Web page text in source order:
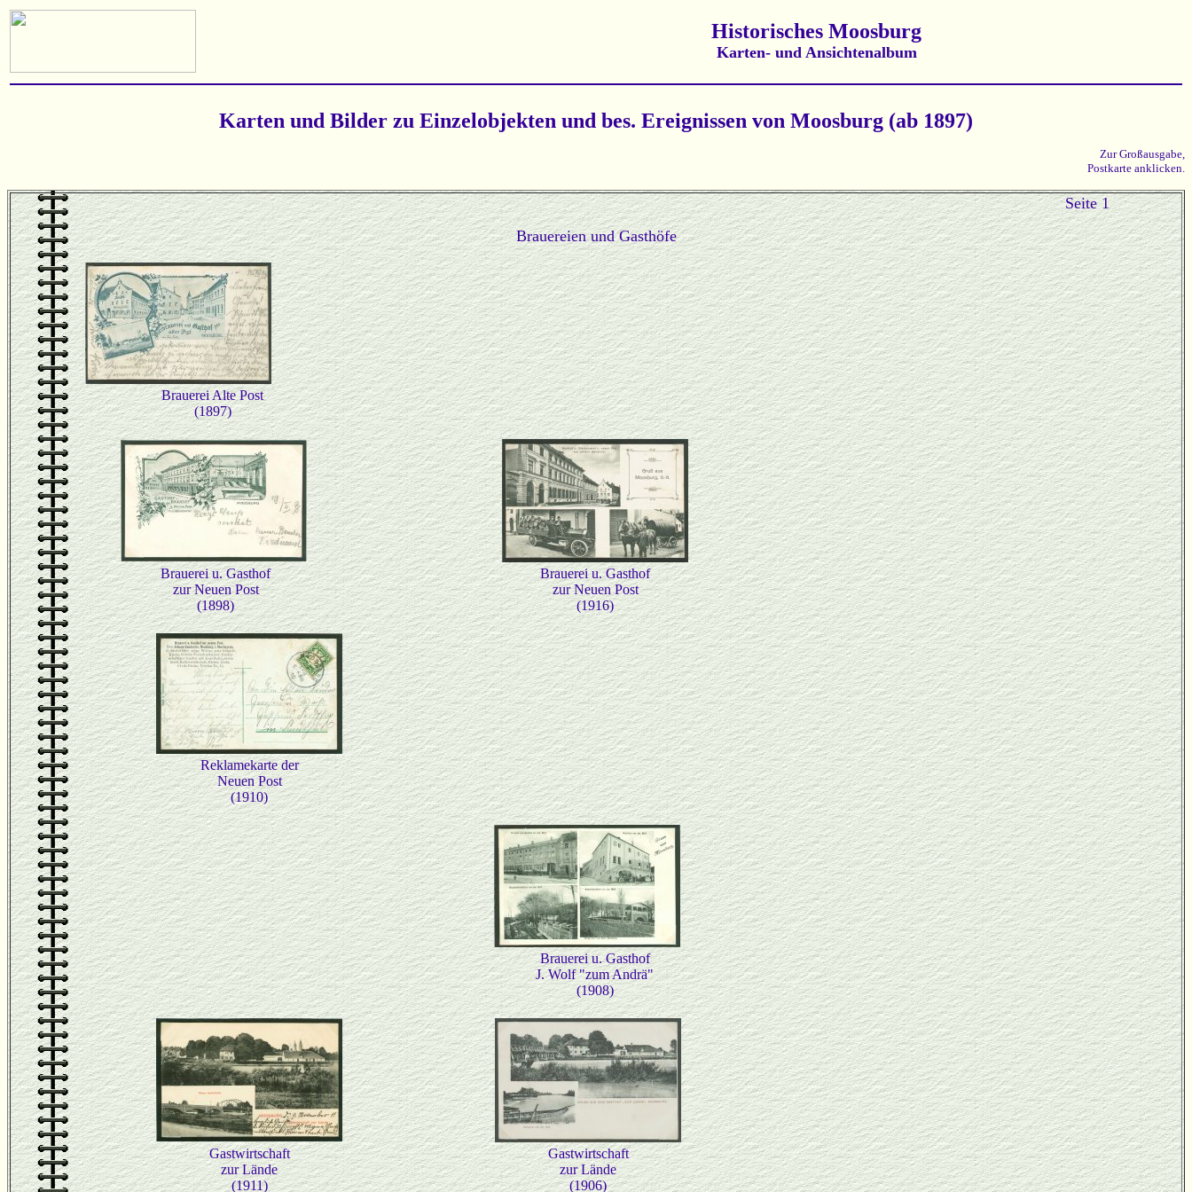
Historisches Moosburg
Karten- und Ansichtenalbum
Karten und Bilder zu Einzelobjekten und bes. Ereignissen von Moosburg (ab 1897)
Zur Großausgabe,
Postkarte anklicken.
Seite 1
Brauereien und Gasthöfe
Brauerei Alte Post
(1897)
Brauerei u. Gasthof
zur Neuen Post
(1898)
Brauerei u. Gasthof
zur Neuen Post
(1916)
Reklamekarte der
Neuen Post
(1910)
Brauerei u. Gasthof
J. Wolf "zum Andrä"
(1908)
Gastwirtschaft
zur Lände
(1911)
Gastwirtschaft
zur Lände
(1906)